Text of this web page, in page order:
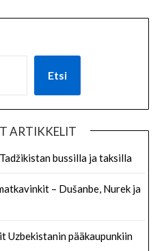
Etsi
ARTIKKELIT
bussilla ja taksilla
– Dušanbe, Nurek ja
Uzbekistanin pääkaupunkiin